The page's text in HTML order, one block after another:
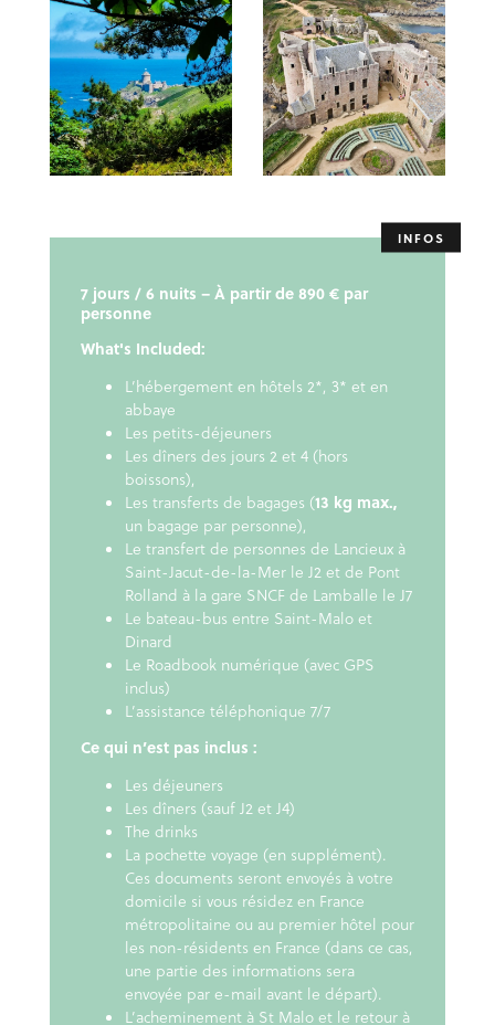
7 jours / 6 nuits – À partir de 890 € par
personne
What's Included:
L’hébergement en hôtels 2*, 3* et en
abbaye
Les petits-déjeuners
Les dîners des jours 2 et 4 (hors
boissons),
Les transferts de bagages (13 kg max.,
un bagage par personne),
Le transfert de personnes de Lancieux à
Saint-Jacut-de-la-Mer le J2 et de Pont
Rolland à la gare SNCF de Lamballe le J7
Le bateau-bus entre Saint-Malo et
Dinard
Le Roadbook numérique (avec GPS
inclus)
L’assistance téléphonique 7/7
Ce qui n’est pas inclus :
Les déjeuners
Les dîners (sauf J2 et J4)
The drinks
La pochette voyage (en supplément).
Ces documents seront envoyés à votre
domicile si vous résidez en France
métropolitaine ou au premier hôtel pour
les non-résidents en France (dans ce cas,
une partie des informations sera
envoyée par e-mail avant le départ).
L’acheminement à St Malo et le retour à